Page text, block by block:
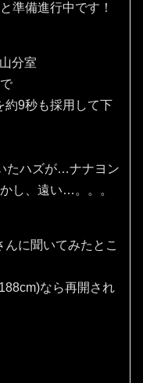
準備進行中です！
山分室
約9秒も採用して下
たハズが…ナナヨン
し、遠い…。。。
に聞いてみたとこ
なら再開され